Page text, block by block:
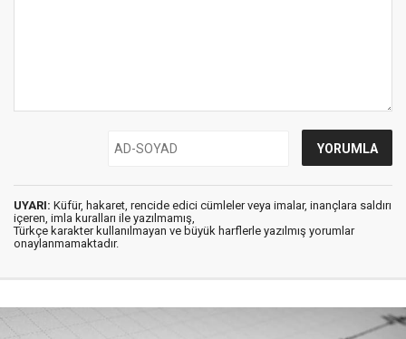
UYARI: Küfür, hakaret, rencide edici cümleler veya imalar, inançlara saldırı
içeren, imla kuralları ile yazılmamış,
Türkçe karakter kullanılmayan ve büyük harflerle yazılmış yorumlar
onaylanmamaktadır.